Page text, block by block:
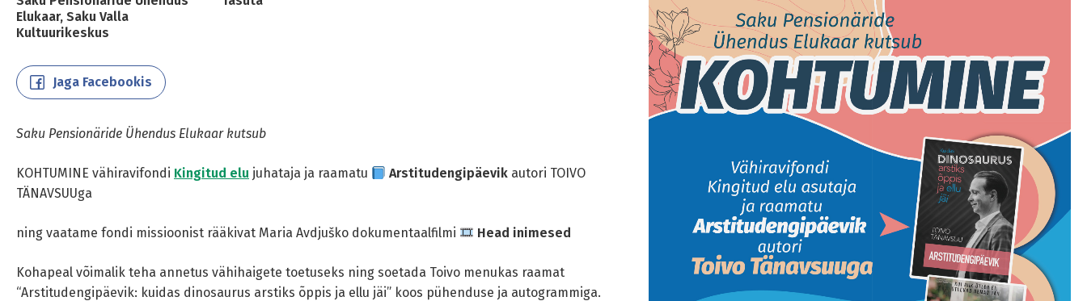
Elukaar, Saku Valla
Kultuurikeskus
Jaga Facebookis
Saku Pensionäride Ühendus Elukaar kutsub
KOHTUMINE vähiravifondi Kingitud elu juhataja ja raamatu Arstitudengipäevik autori TOIVO
TÄNAVSUUga
ning vaatame fondi missioonist rääkivat Maria Avdjuško dokumentaalfilmi Head inimesed
Kohapeal võimalik teha annetus vähihaigete toetuseks ning soetada Toivo menukas raamat
“Arstitudengipäevik: kuidas dinosaurus arstiks õppis ja ellu jäi” koos pühenduse ja autogrammiga.